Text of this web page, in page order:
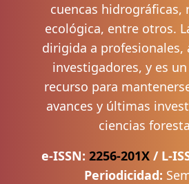
cuencas hidrográficas,
ecológica, entre otros.
dirigida a profesionales,
investigadores, y es
recurso para
avances y últimas
ciencias
e-ISSN: 2256-201X / L-
Periodicidad: